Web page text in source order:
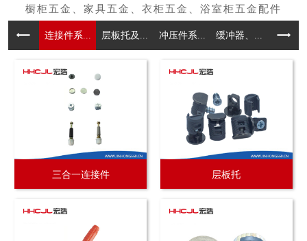
连接件系... 层板托及... 冲压件系... 缓冲器、... 拉手
三合一连接件 层板托